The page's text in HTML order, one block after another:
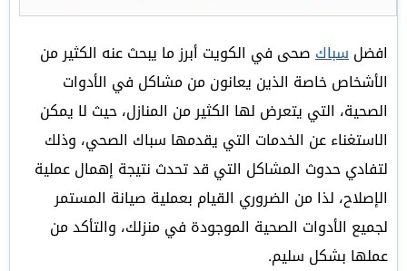
افضلسباكصحى في الكويت أبرز ما يبحث عنه الكثير من
الأشخاص خاصة الذين يعانون من مشاكل في الأدوات
الصحية، التي يتعرض لها الكثير من المنازل، حيث لا يمكن
الاستغناء عن الخدمات التي يقدمها سباك الصحي، وذلك
لتفادي حدوث المشاكل التي قد تحدث نتيجة إهمال عملية
الإصلاح، لذا من الضروري القيام بعملية صيانة المستمر
لجميع الأدوات الصحية الموجودة في منزلك، والتأكد من
عملها بشكل سليم.